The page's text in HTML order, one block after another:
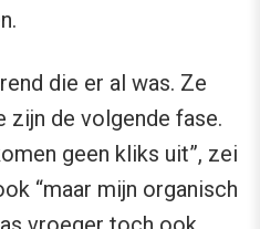
die er al was. Ze
zijn de volgende fase.
geen kliks uit”, zei
“maar mijn organisch